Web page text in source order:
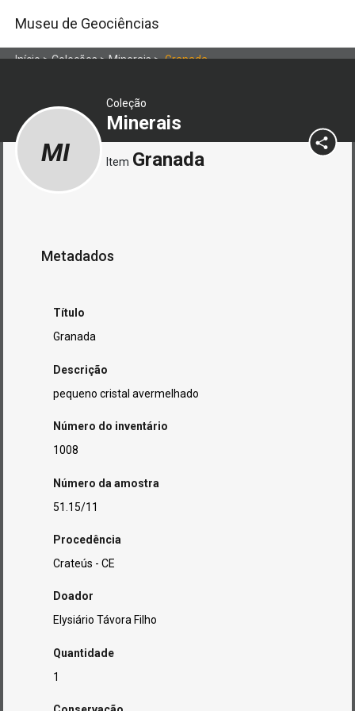
Museu de Geociências
Início>Coleções>Minerais>Granada
Coleção
Minerais
MI Item Granada
Metadados
Título
Granada
Descrição
pequeno cristal avermelhado
Número do inventário
1008
Número da amostra
51.15/11
Procedência
Crateús - CE
Doador
Elysiário Távora Filho
Quantidade
1